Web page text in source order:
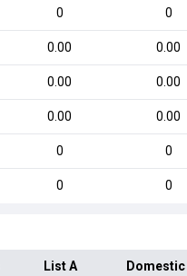
0 0
0.00 0.00
0.00 0.00
0.00 0.00
0 0
0 0
List A